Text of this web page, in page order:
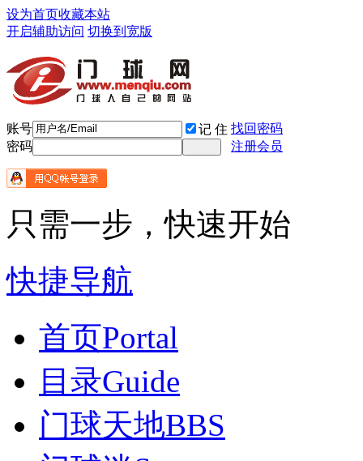
设为首页收藏本站
开启辅助访问 切换到宽版
账号 记 住 找回密码
密码
注册会员
只需一步，快速开始
快捷导航
首页Portal
目录Guide
门球天地BBS